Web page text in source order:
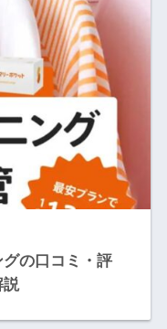
の口コミ・評
説